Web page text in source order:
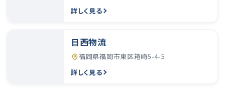
詳しく見る
日西物流
福岡県福岡市東区箱崎5-4-5
詳しく見る